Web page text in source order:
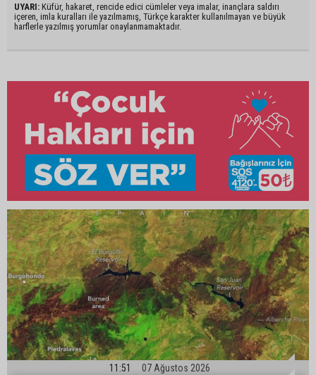
UYARI: Küfür, hakaret, rencide edici cümleler veya imalar, inançlara saldırı
içeren, imla kuralları ile yazılmamış, Türkçe karakter kullanılmayan ve büyük
harflerle yazılmış yorumlar onaylanmamaktadır.
11:51 07 Ağustos 2026